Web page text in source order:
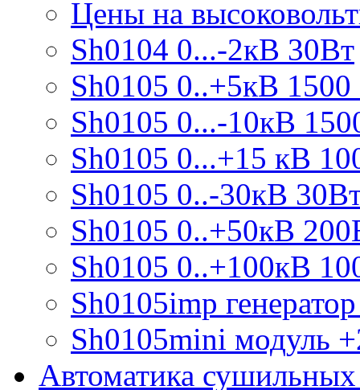
Цены на
Sh0104 0...-2кВ 30Вт
Sh0105 0..+5кВ
Sh0105 0...-10кВ
Sh0105 0...+15 кВ
Sh0105 0..-30кВ
Sh0105 0..+50кВ
Sh0105 0..+100кВ
Sh0105imp
Sh0105mini модуль
Автоматика